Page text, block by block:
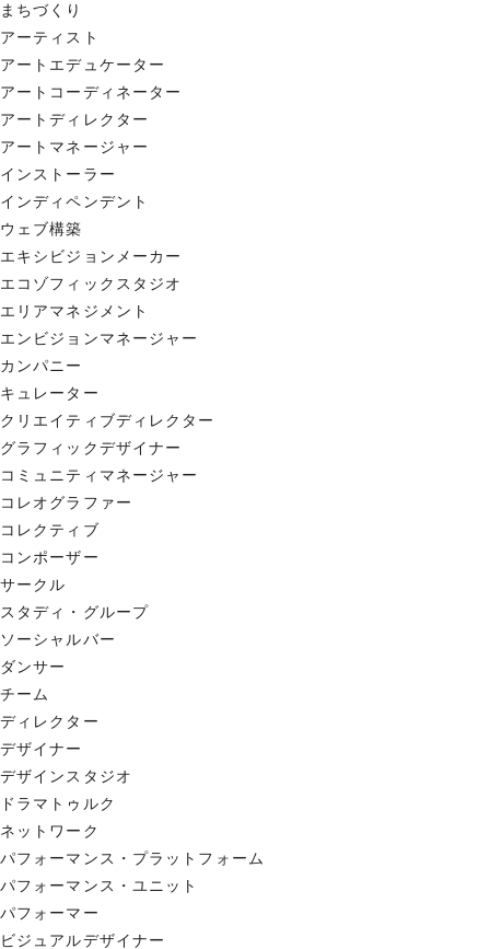
まちづくり
アーティスト
アートエデュケーター
アートコーディネーター
アートディレクター
アートマネージャー
インストーラー
インディペンデント
ウェブ構築
エキシビジョンメーカー
エコゾフィックスタジオ
エリアマネジメント
エンビジョンマネージャー
カンパニー
キュレーター
クリエイティブディレクター
グラフィックデザイナー
コミュニティマネージャー
コレオグラファー
コレクティブ
コンポーザー
サークル
スタディ・グループ
ソーシャルバー
ダンサー
チーム
ディレクター
デザイナー
デザインスタジオ
ドラマトゥルク
ネットワーク
パフォーマンス・プラットフォーム
パフォーマンス・ユニット
パフォーマー
ビジュアルデザイナー